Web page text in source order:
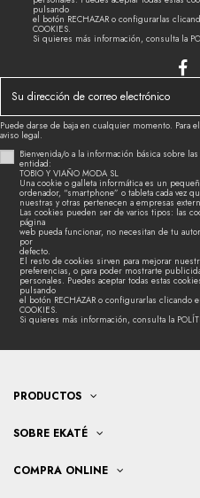
pulsando
el botón RECHAZAR o configurarlas
COOKIES.
Si quieres más información, consulta la
Puede darse de baja en cualquier momento.
aviso legal.
Bienvenida/o a la información básica sobre
entidad:
TOBIO Y VIAÑO MODA SL
Una cookie o galleta informática es un
ordenador, “smartphone” o tableta cada vez
nuestras y otras pertenecen a empresas
Las cookies pueden ser de varios tipos: las
página
web pueda funcionar, no necesitan de tu
por
defecto.
El resto de cookies sirven para mejorar
preferencias, o para poder mostrarte
personales. Puedes aceptar todas estas
pulsando
el botón RECHAZAR o configurarlas clicando
COOKIES.
Si quieres más información, consulta la
PRODUCTOS
SOBRE EKATÉ
COMPRA ONLINE